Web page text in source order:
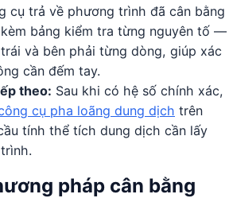
cụ trả về phương trình đã cân bằng
bảng kiểm tra từng nguyên tố —
và bên phải từng dòng, giúp xác
cần đếm tay.
theo: Sau khi có hệ số chính xác,
cụ pha loãng dung dịch trên
tính thể tích dung dịch cần lấy
pháp cân bằng